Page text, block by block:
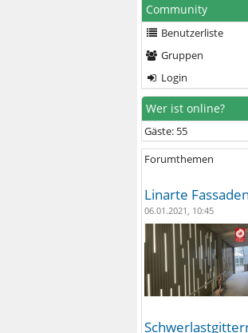
Community
Benutzerliste
Gruppen
Login
Wer ist online?
Gäste: 55
Forumthemen
Linarte Fassaden
06.01.2021, 10:45